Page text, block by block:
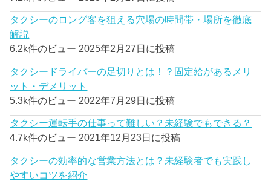
タクシーのロング客を狙える穴場の時間帯・場所を徹底
解説
6.2k件のビュー 2025年2月27日に投稿
タクシードライバーの足切りとは！？固定給があるメリ
ット・デメリット
5.3k件のビュー 2022年7月29日に投稿
タクシー運転手の仕事って難しい？未経験でもできる？
4.7k件のビュー 2021年12月23日に投稿
タクシーの効率的な営業方法とは？未経験者でも実践し
やすいコツを紹介